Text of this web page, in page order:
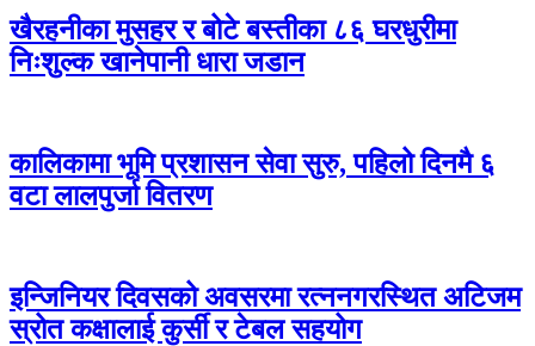
खैरहनीका मुसहर र बोटे बस्तीका ८६ घरधुरीमा
निःशुल्क खानेपानी धारा जडान
कालिकामा भूमि प्रशासन सेवा सुरु, पहिलो दिनमै ६
वटा लालपुर्जा वितरण
इन्जिनियर दिवसको अवसरमा रत्ननगरस्थित अटिजम
स्रोत कक्षालाई कुर्सी र टेबल सहयोग